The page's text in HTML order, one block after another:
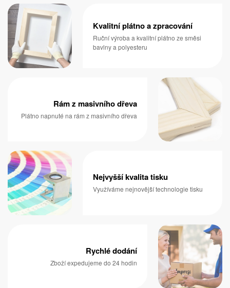
Kvalitní plátno a zpracování
Ruční výroba a kvalitní plátno ze směsi
bavlny a polyesteru
Rám z masivního dřeva
Plátno napnuté na rám z masivního dřeva
Nejvyšší kvalita tisku
Využíváme nejnovější technologie tisku
Rychlé dodání
Zboží expedujeme do 24 hodin